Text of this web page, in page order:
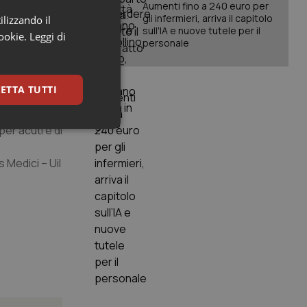
esposte
acuti e di
Medici – Uil
Aumenti fino a 240 euro per
gli infermieri, arriva il capitolo
sull'IA e nuove tutele per il
personale
il
Leggi di
TUTTI